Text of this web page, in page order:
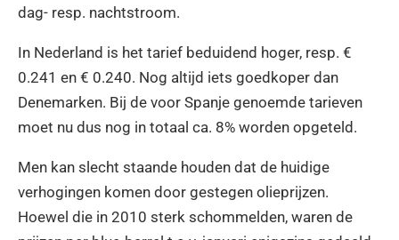
dag- resp. nachtstroom.
In Nederland is het tarief beduidend hoger, resp. €
0.241 en € 0.240. Nog altijd iets goedkoper dan
Denemarken. Bij de voor Spanje genoemde tarieven
moet nu dus nog in totaal ca. 8% worden opgeteld.
Men kan slecht staande houden dat de huidige
verhogingen komen door gestegen olieprijzen.
Hoewel die in 2010 sterk schommelden, waren de